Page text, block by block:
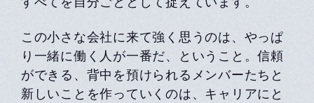
この小さな会社に来て強く思うのは、やっぱ
り一緒に働く人が一番だ、ということ。信頼
ができる、背中を預けられるメンバーたちと
新しいことを作っていくのは、キャリアにと